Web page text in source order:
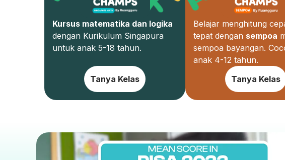
Kursus matematika dan logika
dengan Kurikulum Singapura
untuk anak 5-18 tahun.
Tanya Kelas
Belajar menghitung
tepat dengan sempoa
sempoa bayangan.
anak 4-12 tahun.
Tanya Kelas